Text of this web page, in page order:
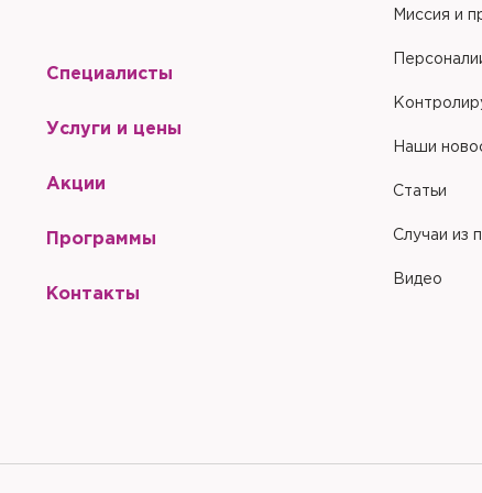
Специалисты
Услуги и цены
Акции
Программы
Контакты
Миссия и
Наши
Статьи
Случаи из
Видео